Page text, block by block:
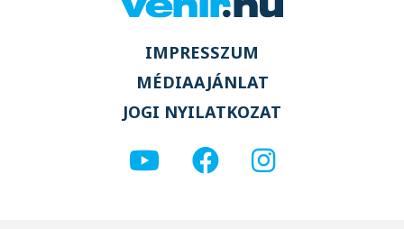
IMPRESSZUM
MÉDIAAJÁNLAT
JOGI NYILATKOZAT